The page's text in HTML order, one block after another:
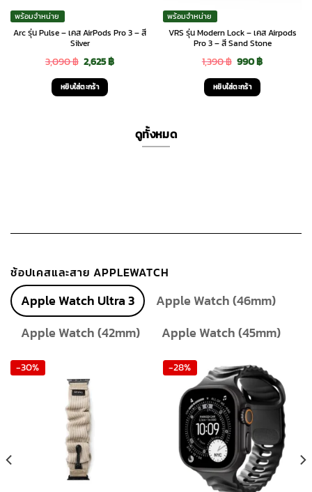
พร้อมจำหน่าย
Arc รุ่น Pulse – เคส AirPods Pro 3 – สี
Silver
3,090฿ Original
price
was:
2,625฿Current
หยิบใส่ตะกร้า
พร้อมจำหน่าย
VRS รุ่น Modern Lock – เคส Airpods
Pro 3 – สี Sand Stone
1,390฿ Original
price
was:
990฿Current
หยิบใส่ตะกร้า
ดูทั้งหมด
ช้อปเคสและสาย APPLEWATCH
Apple Watch Ultra 3
Apple Watch (46mm)
Apple Watch (42mm)
Apple Watch (45mm)
-30% -28%